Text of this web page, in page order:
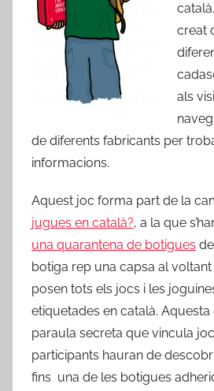
català.
creat
als
de diferents fabricants per
informacions.
Aquest joc forma part de la
jugues en català?, a la que
una quarantena de botigues
botiga rep una capsa al
posen tots els jocs i les
etiquetades en català. Aquesta
paraula secreta que vincula
participants hauran de
fins una de les botigues